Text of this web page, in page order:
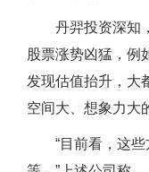
丹羿投资深知
股票涨势凶猛，例
发现估值抬升，大
空间大、想象力大
“目前看，这